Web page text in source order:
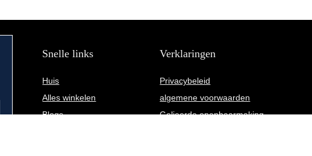
Snelle links
Huis
Alles winkelen
Blogs
Verklaringen
Privacybeleid
algemene voorwaarden
Gelieerde openbaarmaking